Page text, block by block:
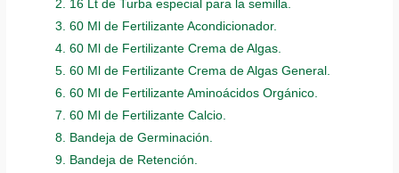
2. 16 Lt de Turba especial para la semilla.
3. 60 Ml de Fertilizante Acondicionador.
4. 60 Ml de Fertilizante Crema de Algas.
5. 60 Ml de Fertilizante Crema de Algas General.
6. 60 Ml de Fertilizante Aminoácidos Orgánico.
7. 60 Ml de Fertilizante Calcio.
8. Bandeja de Germinación.
9. Bandeja de Retención.